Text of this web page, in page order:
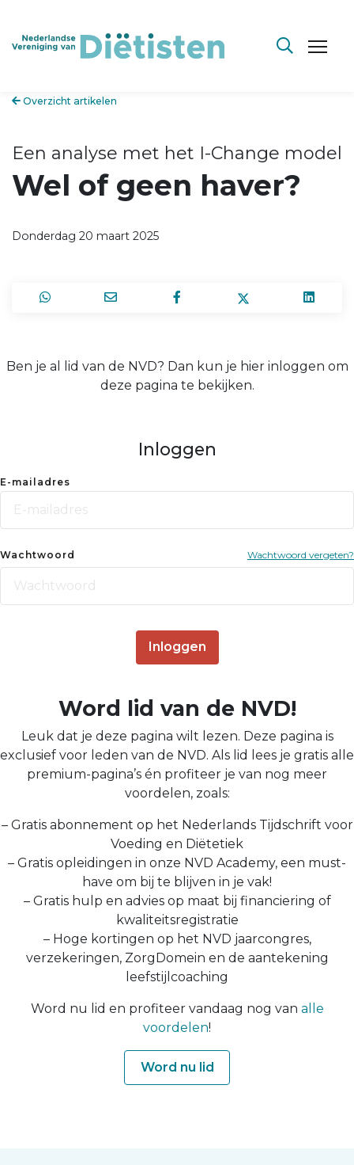
Overzicht artikelen
Een analyse met het I-Change model
Wel of geen haver?
Donderdag 20 maart 2025
Ben je al lid van de NVD? Dan kun je hier inloggen om
deze pagina te bekijken.
Inloggen
E-mailadres
Wachtwoord Wachtwoord vergeten?
Inloggen
Word lid van de NVD!
Leuk dat je deze pagina wilt lezen. Deze pagina is
exclusief voor leden van de NVD. Als lid lees je gratis alle
premium-pagina’s én profiteer je van nog meer
voordelen, zoals:
– Gratis abonnement op het Nederlands Tijdschrift voor
Voeding en Diëtetiek
– Gratis opleidingen in onze NVD Academy, een must-
have om bij te blijven in je vak!
– Gratis hulp en advies op maat bij financiering of
kwaliteitsregistratie
– Hoge kortingen op het NVD jaarcongres,
verzekeringen, ZorgDomein en de aantekening
leefstijlcoaching
Word nu lid en profiteer vandaag nog van alle
voordelen!
Word nu lid